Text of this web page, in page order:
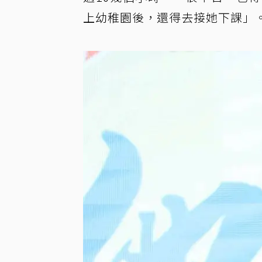
上幼稚園後，還得去接她下課」